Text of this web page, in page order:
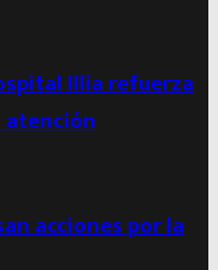
Illia refuerza
atención
acciones por la